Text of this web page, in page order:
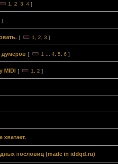
1 2 3 4 ]
]
[ 1 2 3 ]
[ 1 4 5 6 ]
MIDI [ 1 2 ]
пословиц (made in iddqd.ru)